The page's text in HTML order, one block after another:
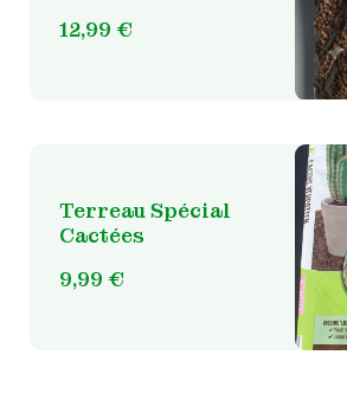
12,99 €
Terreau Spécial
Cactées
9,99 €